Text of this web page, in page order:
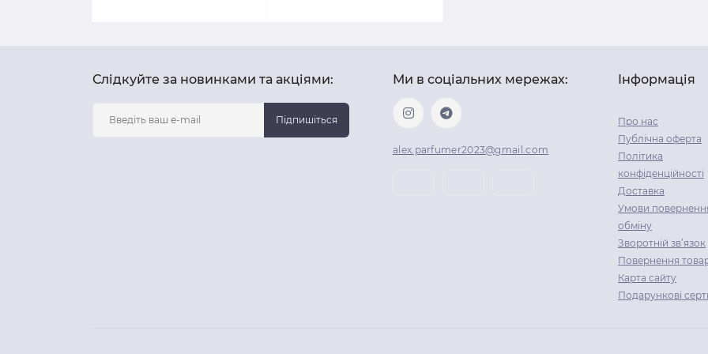
Слідкуйте за новинками та акціями:
Підпишіться
Ми в соціальних мережах:
alex.parfumer2023@gmail.com
Інформація
Про нас
Публічна оферта
Політика
конфіденційності
Доставка
Умови
обміну
Зворотній зв’язок
Повернення
Карта сайту
Подарункові